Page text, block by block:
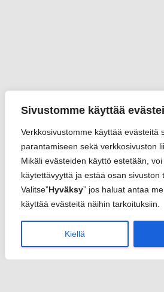
Sivustomme käyttää
Verkkosivustomme käyttää evästeitä
parantamiseen sekä verkkosivuston
Mikäli evästeiden käyttö estetään,
käytettävyyttä ja estää osan sivuston
Valitse”Hyväksy” jos haluat antaa
käyttää evästeitä näihin tarkoituksiin.
Kiellä